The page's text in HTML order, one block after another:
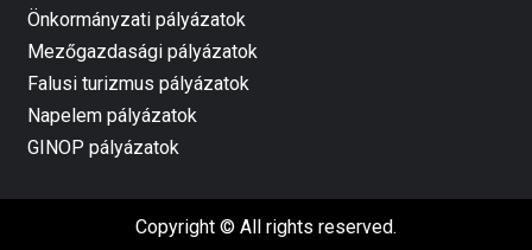
Önkormányzati pályázatok
Mezőgazdasági pályázatok
Falusi turizmus pályázatok
Napelem pályázatok
GINOP pályázatok
Copyright © All rights reserved.